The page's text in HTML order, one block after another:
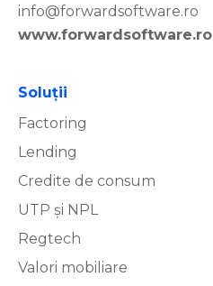
info@forwardsoftware.ro
www.forwardsoftware.ro
Soluţii
Factoring
Lending
Credite de consum
UTP și NPL
Regtech
Valori mobiliare